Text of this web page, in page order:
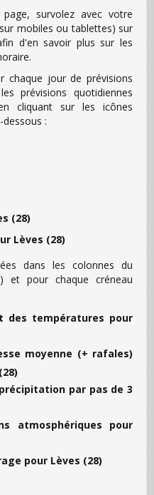
survolez avec votre
mobiles ou tablettes) sur
d'en savoir plus sur les
chaque jour de prévisions
prévisions quotidiennes
cliquant sur les icônes
:
(28)
Lèves (28)
dans les colonnes du
et pour chaque créneau
des températures pour
moyenne (+ rafales)
par pas de 3
atmosphériques pour
pour Lèves (28)